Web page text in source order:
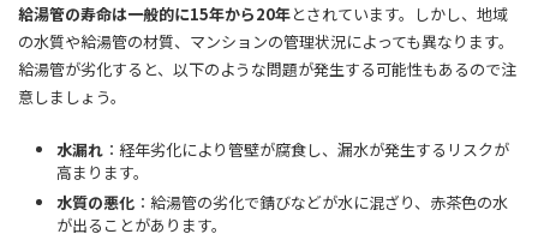
給湯管の寿命は一般的に15年から20年とされています。しかし、地域
の水質や給湯管の材質、マンションの管理状況によっても異なります。
給湯管が劣化すると、以下のような問題が発生する可能性もあるので注
意しましょう。
水漏れ ：経年劣化により管壁が腐食し、漏水が発生するリスクが
高まります。
水質の悪化 ：給湯管の劣化で錆びなどが水に混ざり、赤茶色の水
が出ることがあります。